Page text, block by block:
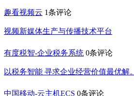
趣看视频云 1条评论
视频新媒体生产与传播技术平台
有度税智-企业税务系统 0条评论
以税务智能 寻求企业经营价值最优解。
中国移动-云主机ECS 0条评论